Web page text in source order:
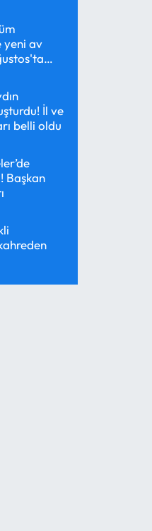
yeni av
İl ve
belli oldu
Başkan